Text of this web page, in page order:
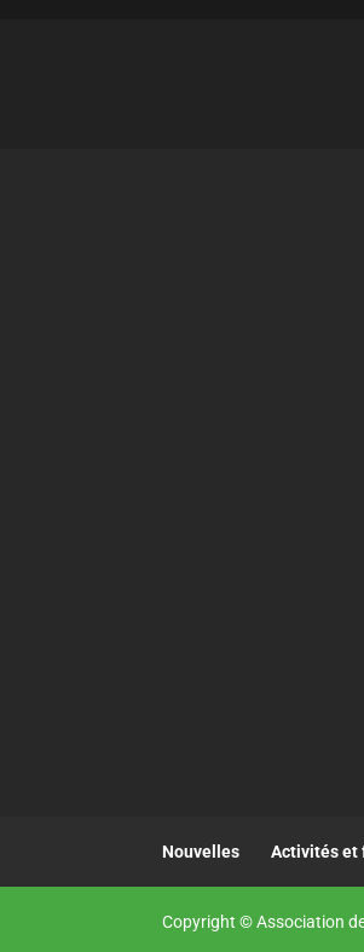
Nouvelles Activités et
Copyright © Association